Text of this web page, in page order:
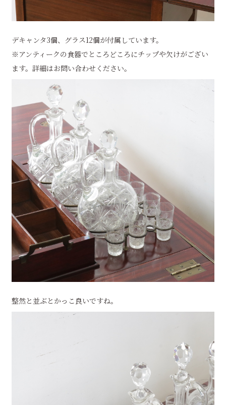
デキャンタ3個、グラス12個が付属しています。
※アンティークの食器でところどころにチップや欠けがござい
ます。詳細はお問い合わせください。
整然と並ぶとかっこ良いですね。